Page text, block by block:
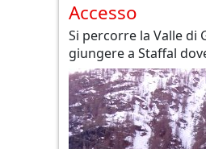
Accesso
Si percorre la Valle di
giungere a Staffal